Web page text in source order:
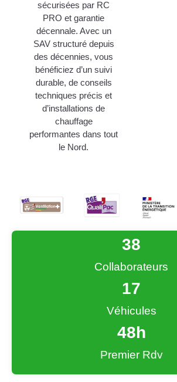
sécurisées par RC
PRO et garantie
décennale. Avec un
SAV structuré depuis
des décennies, vous
bénéficiez d’un suivi
durable, de conseils
techniques précis et
d’installations de
chauffage
performantes dans tout
le Nord.
Collaborateurs
38
Véhicules
17
Premier Rdv
48h